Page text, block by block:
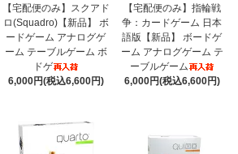
【宅配便のみ】スクアド
ロ(Squadro)【新品】 ボ
ードゲーム アナログゲ
ーム テーブルゲーム ボ
ドゲ
6,000円(税込6,600円)
【宅配便のみ】指輪戦
争：カードゲーム 日本
語版【新品】 ボードゲ
ーム アナログゲーム テ
ーブルゲーム
6,000円(税込6,600円)